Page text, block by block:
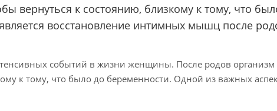
вернуться к состоянию, близкому к тому, что
восстановление интимных мышц после
событий в жизни женщины. После родов организм
к тому, что было до беременности. Одной из важных